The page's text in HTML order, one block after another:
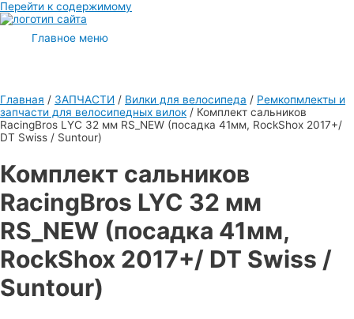
Перейти к содержимому
Главное меню
Главная / ЗАПЧАСТИ / Вилки для велосипеда / Ремкопмлекты и
запчасти для велосипедных вилок / Комплект сальников
RacingBros LYC 32 мм RS_NEW (посадка 41мм, RockShox 2017+/
DT Swiss / Suntour)
Комплект сальников
RacingBros LYC 32 мм
RS_NEW (посадка 41мм,
RockShox 2017+/ DT Swiss /
Suntour)